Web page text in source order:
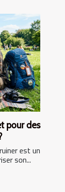
pour des
est un
son...